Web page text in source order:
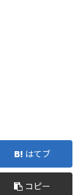
はてブ
コピー